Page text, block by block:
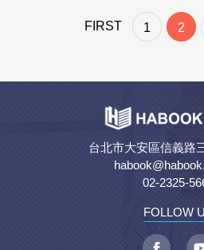
FIRST 1 2
台北市大安區信義路
02-2325-
FOLLOW